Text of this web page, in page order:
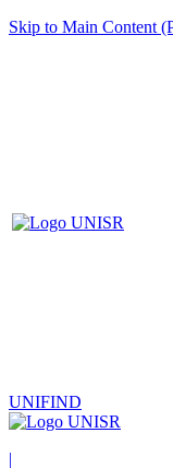
Skip to Main Content
UNIFIND
|